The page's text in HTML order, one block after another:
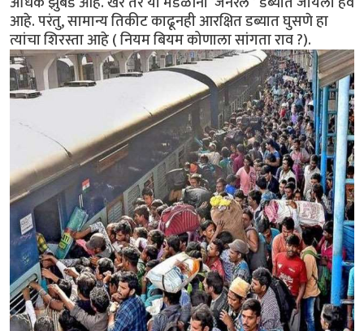
आहे. परंतु, सामान्य तिकीट काढूनही आरक्षित डब्यात घुसणे हा
त्यांचा शिरस्ता आहे ( नियम बियम कोणाला सांगता राव ?).